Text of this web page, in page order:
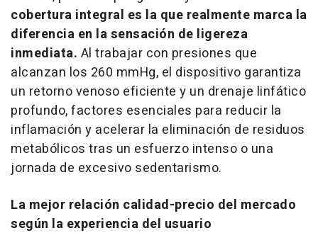
cobertura integral es la que realmente marca la
diferencia en la sensación de ligereza
inmediata. Al trabajar con presiones que
alcanzan los 260 mmHg, el dispositivo garantiza
un retorno venoso eficiente y un drenaje linfático
profundo, factores esenciales para reducir la
inflamación y acelerar la eliminación de residuos
metabólicos tras un esfuerzo intenso o una
jornada de excesivo sedentarismo.
La mejor relación calidad-precio del mercado
según la experiencia del usuario